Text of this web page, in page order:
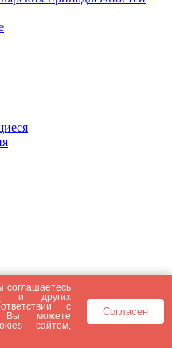
соглашаетесь
и других
с
можете
сайтом,
Согласен